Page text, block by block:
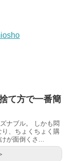
て方で一番簡
ナブル。 しかも悶
、ちょくちょく購
が面倒くさ...